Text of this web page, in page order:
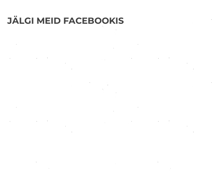
JÄLGI MEID FACEBOOKIS